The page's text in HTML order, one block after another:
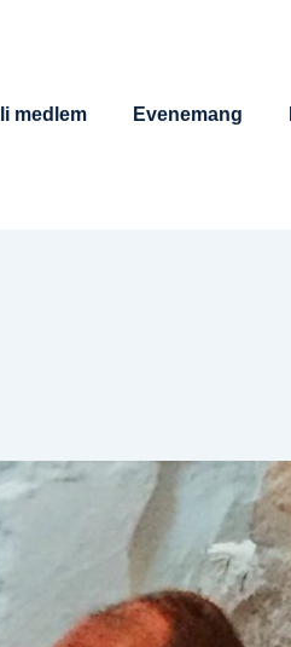
medlem Evenemang